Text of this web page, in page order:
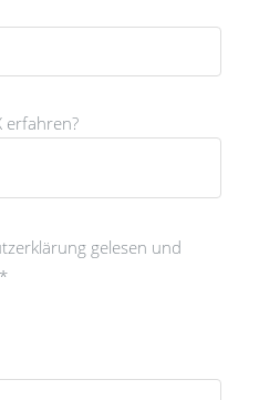
erfahren?
gelesen und